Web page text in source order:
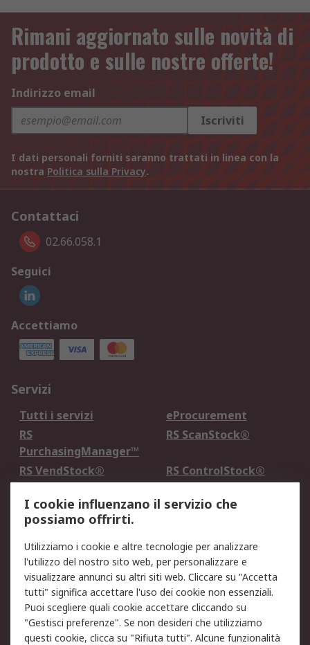
Rimani aggiornato sulle novità di
prodotto e sulle nostre offerte!
Indirizzo email
Iscriviti
I dati personali forniti saranno trattati in linea con la
nostra Politica sulla Privacy.
Contattaci
02.66.058.1
Seguici
Accettiamo
Servizi
Tutti i servizi
eProcurement
RS
PurchasingManager™
RS ScanStock®
RS VendStock®
RS ControlStock®
Legale
Informativa Cookie
Informativa Privacy -
Aggiornata
Email Security
Termini d'uso
Condizioni di vendita
Condizioni generali di
servizio
I cookie influenzano il servizio che
possiamo offrirti.
Utilizziamo i cookie e altre tecnologie per analizzare
l'utilizzo del nostro sito web, per personalizzare e
visualizzare annunci su altri siti web. Cliccare su "Accetta
tutti" significa accettare l'uso dei cookie non essenziali.
Puoi scegliere quali cookie accettare cliccando su
"Gestisci preferenze". Se non desideri che utilizziamo
questi cookie, clicca su "Rifiuta tutti". Alcune funzionalità